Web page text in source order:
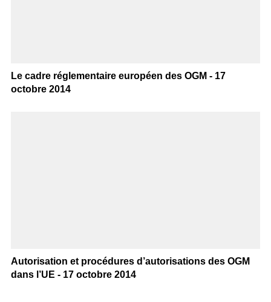
Le cadre réglementaire européen des OGM - 17
octobre 2014
Autorisation et procédures d’autorisations des OGM
dans l’UE - 17 octobre 2014